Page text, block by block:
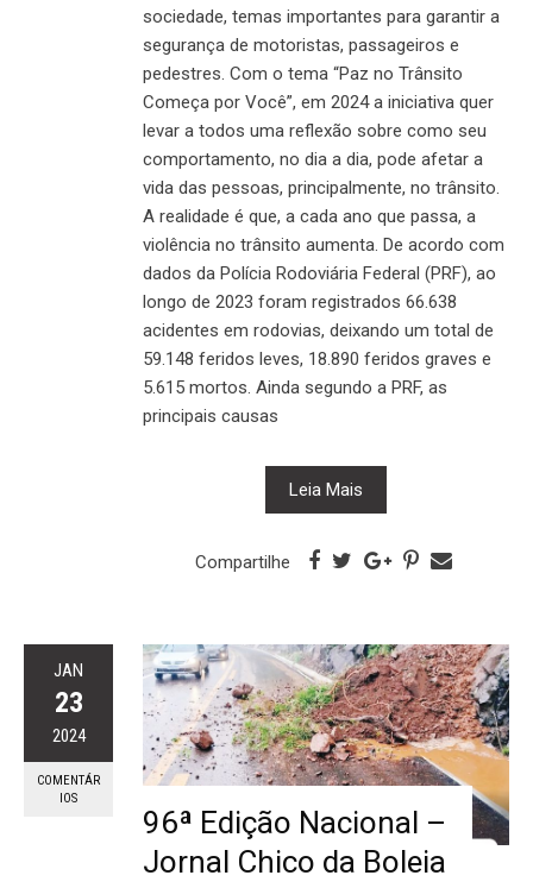
sociedade, temas importantes para garantir a
segurança de motoristas, passageiros e
pedestres. Com o tema “Paz no Trânsito
Começa por Você”, em 2024 a iniciativa quer
levar a todos uma reflexão sobre como seu
comportamento, no dia a dia, pode afetar a
vida das pessoas, principalmente, no trânsito.
A realidade é que, a cada ano que passa, a
violência no trânsito aumenta. De acordo com
dados da Polícia Rodoviária Federal (PRF), ao
longo de 2023 foram registrados 66.638
acidentes em rodovias, deixando um total de
59.148 feridos leves, 18.890 feridos graves e
5.615 mortos. Ainda segundo a PRF, as
principais causas
Leia Mais
Compartilhe
JAN
23
2024
COMENTÁR
IOS
96ª Edição Nacional –
Jornal Chico da Boleia